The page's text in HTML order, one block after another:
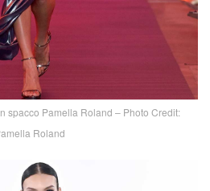
spacco Pamella Roland – Photo Credit:
Roland